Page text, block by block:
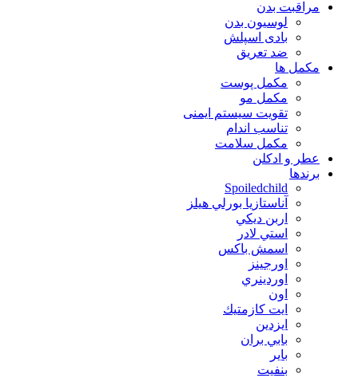
مراقبت بدن
لوسیون بدن
بادی اسپلش
ضد تعریق
مكمل ها
مکمل پوست
مکمل مو
تقویت سیستم ایمنی
تناسب اندام
مکمل سلامت
عطر و ادکلن
برندها
Spoiledchild
آناستازيا بورلي هيلز
اربن ديكي
استي لادر
اسمش باكس
اورجينز
اوردينري
اون
ايت كازمتيك
ايزدين
بابي بران
بایر
بنفيت